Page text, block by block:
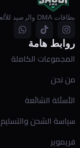
بطاقات DMA والرصيد للألعاب التنافسية | السعودية
روابط هامة
المجموعات الكاملة
من نحن
الأسئلة الشائعة
سياسة الشحن والتسليم
فريموير